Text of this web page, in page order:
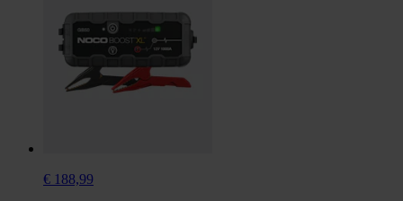
€ 188,99